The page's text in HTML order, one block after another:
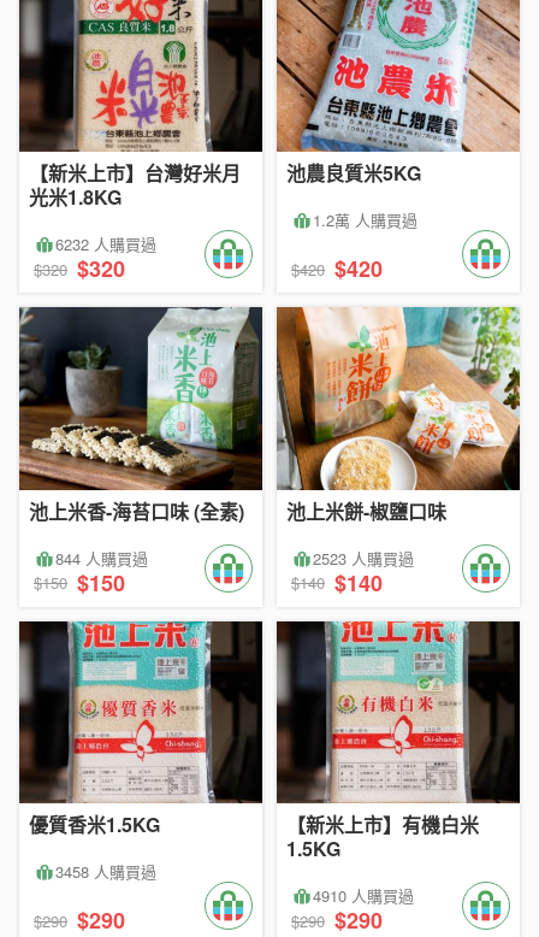
【新米上市】台灣好米月
光米1.8KG
6232 人購買過
$320 $320
池農良質米5KG
1.2萬 人購買過
$420 $420
池上米香-海苔口味 (全素)
844 人購買過
$150 $150
池上米餅-椒鹽口味
2523 人購買過
$140 $140
優質香米1.5KG
3458 人購買過
$290 $290
【新米上市】有機白米
1.5KG
4910 人購買過
$290 $290